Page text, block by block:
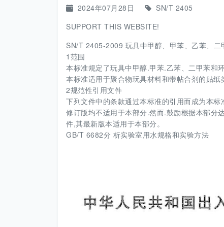
2024年07月28日
SN/T 2405
SUPPORT THIS WEBSITE!
SN/T 2405-2009 玩具中甲醇、甲苯、乙苯、
1范围
本标准规定了玩具中甲醇.甲苯.乙苯、二甲苯和
本标准适用于聚合物玩具材料和带帖合剂的贴
2规范性引用文件
下列文件中的条款通过本标准的引用而成为本
修订版均不适用于本部分.然而.鼓励根据本部分
件,其最新版本适用于本部分。
GB/T 6682分 析实验室用水规格和实验方法